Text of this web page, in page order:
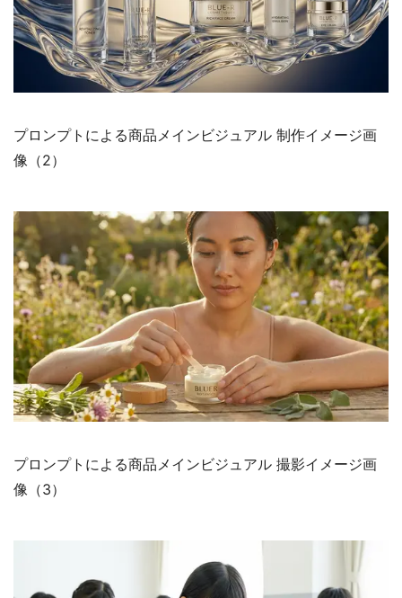
プロンプトによる商品メインビジュアル 制作イメージ画
像（2）
プロンプトによる商品メインビジュアル 撮影イメージ画
像（3）